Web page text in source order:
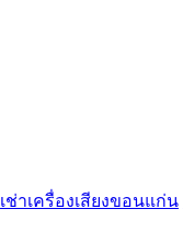
เช่าเครื่องเสียงขอนแก่น